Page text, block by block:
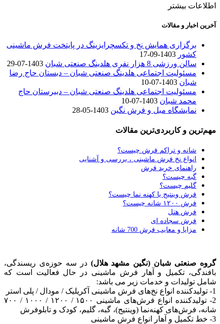
اطلاعات بیشتر
آخرین اخبار و مقالات
برگزاری همایش نخ و تکسچرایزینگ در پایتخت فرش ماشینی
کشور 1403-09-17
سالن ورزشی 8 هزار نفری هلدینگ صنعتی شبان
1403-07-29
مسئولیت اجتماعی هلدینگ صنعتی شبان – دبستان حاج رضا
شبان 1403-07-10
مسئولیت اجتماعی هلدینگ صنعتی شبان – دبیرستان حاج
محمد شبان 1403-07-10
نمایشگاه مبل و فرش نگین 1403-05-28
مهم‌ترین و کاربردی‌ترین مقالات
شانه و تراکم فرش چیست؟
انواع نخ فرش ماشینی ، بررسی و آشنایی
راهنمای خرید فرش
گبه چیست؟
گلیم چیست؟
فرش وینتیج یا کهنه نما چیست؟
فرش ۱۲۰۰ شانه چیست؟
فرش هتل
فرش سجاده ای
مزایا و معایب فرش 700 شانه
گروه صنعتی شبان (نگین مشهد هلال) در سه حوزه‌ی ریسندگی،
بافندگی، تکمیل و آهار فرش ماشینی در حال فعالیت است که
شامل تولیدات و خدمات زیر می باشد:
1- تولیدکننده انواع نخ‌های فرش ماشینی آکریلیک / مودال / پلی استر
2- تولیدکننده انواع فرش‌های ماشینی ۱۵۰۰ / ۱۲۰۰ / ۱۰۰۰ / ۷۰۰
شانه، فرش‌های کهنه‌نما (وینتیج)، گبه، گلیم، کودک و تابلوفرش
3- خط تکمیل و آهار انواع فرش ماشینی